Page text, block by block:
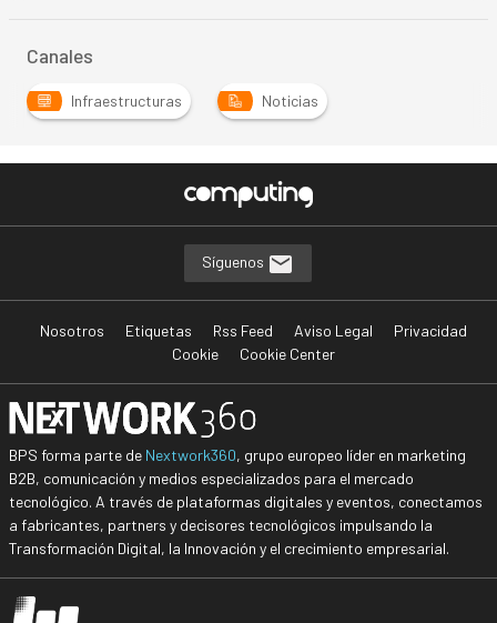
Canales
Infraestructuras Noticias
Síguenos
Nosotros Etiquetas Rss Feed Aviso Legal
Privacidad
Cookie
Cookie Center
BPS forma parte de Nextwork360, grupo europeo líder en marketing
B2B, comunicación y medios especializados para el mercado
tecnológico. A través de plataformas digitales y eventos, conectamos
a fabricantes, partners y decisores tecnológicos impulsando la
Transformación Digital, la Innovación y el crecimiento empresarial.